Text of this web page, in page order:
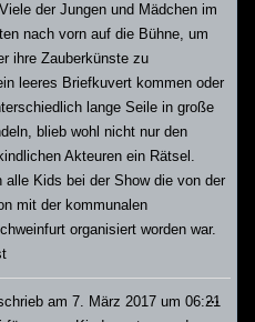
der Jungen und Mädchen im
nach vorn auf die Bühne, um
ihre Zauberkünste zu
leeres Briefkuvert kommen oder
lange Seile in große
blieb wohl nicht nur den
Akteuren ein Rätsel.
Kids bei der Show die von der
mit der kommunalen
organisiert worden war.
am 7. März 2017 um 06:21
...Diese